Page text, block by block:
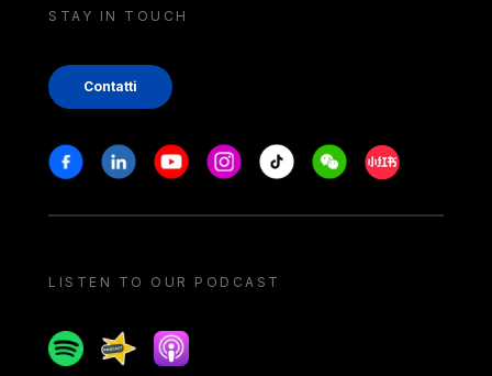
STAY IN TOUCH
Contatti
Stay in touch
FacebookLinkedinYoutubeInstagram
Tiktok WeechatXiaohongshu/
LISTEN TO OUR PODCAST
SpotifySpreakerApple podcast